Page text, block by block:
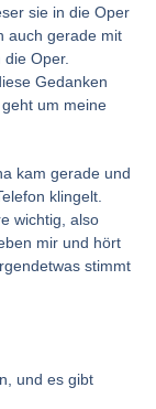
sie in die Oper
auch gerade mit
Oper.
Gedanken
um meine
kam gerade und
klingelt.
wichtig, also
mir und hört
stimmt
und es gibt